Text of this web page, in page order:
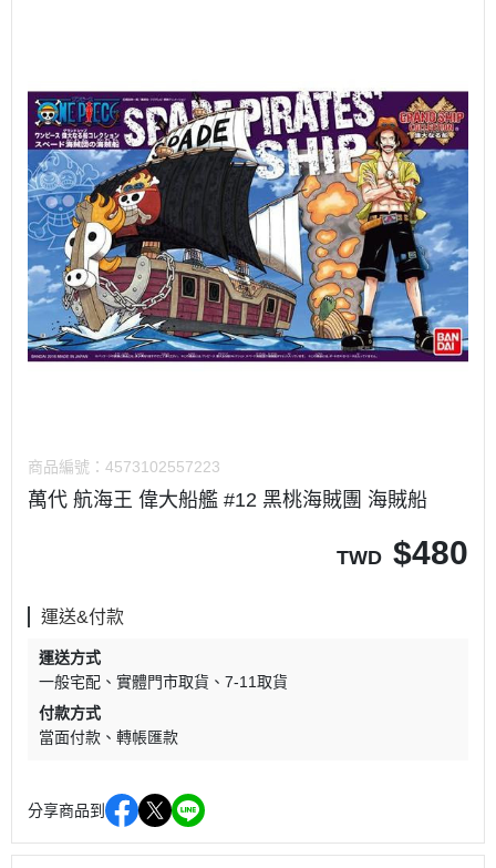
商品編號： 4573102557223
萬代 航海王 偉大船艦 #12 黑桃海賊團 海賊船
TWD $480
運送&付款
運送方式
一般宅配
實體門市取貨
7-11取貨
付款方式
當面付款
轉帳匯款
分享商品到